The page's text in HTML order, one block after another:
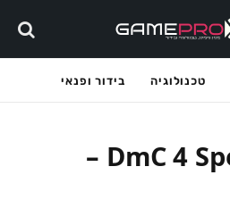
טכנולוגיה בידור ופנאי
DmC 4 Special Edition –